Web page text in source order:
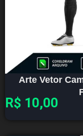
Arte Vetor
R$ 10,00